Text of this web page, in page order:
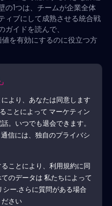
の1つは、チームが企業全体
ィブにして成熟させる統合戦
イドを読んで、
を有効にするのに役立つ方
より、あなたは同意します
ことによって マーケティン
。いつでも退会できます。
信には、独自のプライバシ
ことにより、利用規約に同
のデータは 私たちによって
シー.さらに質問がある場合
さい